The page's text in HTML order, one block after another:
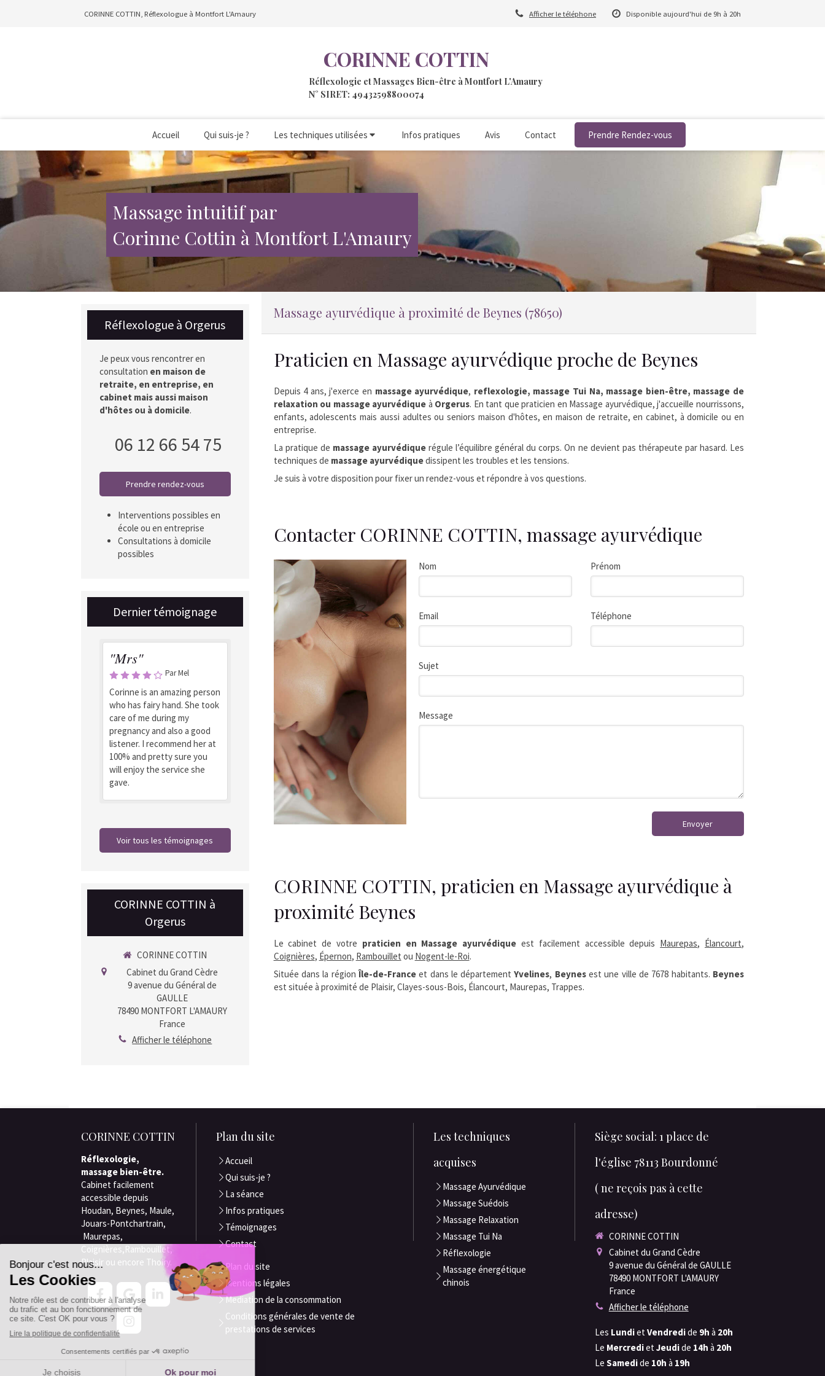
CORINNE COTTIN, Réflexologue à Montfort L'Amaury Disponible aujourd'hui de 9h à 20h
Afficher le téléphone
CORINNE COTTIN
Réflexologie et Massages Bien-être à Montfort L'Amaury
N° SIRET: 49432598800074
Accueil Qui suis-je ? Les techniques utilisées Infos pratiques Avis Contact Prendre Rendez-vous
Massage intuitif par
Corinne Cottin à Montfort L'Amaury
Massage ayurvédique à proximité de Beynes (78650)
Praticien en Massage ayurvédique proche de Beynes
Depuis 4 ans, j'exerce en massage ayurvédique, reflexologie, massage Tui Na, massage bien-être, massage de
relaxation ou massage ayurvédique à Orgerus. En tant que praticien en Massage ayurvédique, j'accueille nourrissons,
enfants, adolescents mais aussi adultes ou seniors maison d'hôtes, en maison de retraite, en cabinet, à domicile ou en
entreprise.
La pratique de massage ayurvédiquerégule l’équilibre général du corps. On ne devient pas thérapeute par hasard. Les
techniques de massage ayurvédiquedissipent les troubles et les tensions.
Je suis à votre disposition pour fixer un rendez-vous et répondre à vos questions.
Contacter CORINNE COTTIN, massage ayurvédique
Nom Prénom
Email Téléphone
Sujet
Message
Envoyer
CORINNE COTTIN, praticien en Massage ayurvédique à
proximité Beynes
Le cabinet de votre praticien en Massage ayurvédique est facilement accessible depuis Maurepas, Élancourt,
Coignières, Épernon, Rambouillet ou Nogent-le-Roi.
Située dans la régionÎle-de-Franceet dans le départementYvelines, Beynesest une ville de 7678 habitants. Beynes
est située à proximité de Plaisir, Clayes-sous-Bois, Élancourt, Maurepas, Trappes.
Réflexologue à Orgerus
Je peux vous rencontrer en
consultation en maison de
retraite, en entreprise, en
cabinet mais aussi maison
d'hôtes ou à domicile.
06 12 66 54 75
Prendre rendez-vous
Interventions possibles en
école ou en entreprise
Consultations à domicile
possibles
Dernier témoignage
"Mrs"
Par Mel
Corinne is an amazing person
who has fairy hand. She took
care of me during my
pregnancy and also a good
listener. I recommend her at
100% and pretty sure you
will enjoy the service she
gave.
Voir tous les témoignages
CORINNE COTTIN à
Orgerus
CORINNE COTTIN
Cabinet du Grand Cèdre
9 avenue du Général de
GAULLE
78490 MONTFORT L'AMAURY
France
Afficher le téléphone
CORINNE COTTIN
Réflexologie,
massage bien-être.
Cabinet facilement
accessible depuis
Houdan, Beynes, Maule,
Jouars-Pontchartrain,
Maurepas,
Coignières,Rambouillet,
Plaisir ou encore Thoiry.
Plan du site
Accueil
Qui suis-je ?
La séance
Infos pratiques
Témoignages
Contact
Plan du site
Mentions légales
Mediation de la consommation
Conditions générales de vente de
prestations de services
Les techniques
acquises
Massage Ayurvédique
Massage Suédois
Massage Relaxation
Massage Tui Na
Réflexologie
Massage énergétique
chinois
Siège social: 1 place de
l'église 78113 Bourdonné
( ne reçois pas à cette
adresse)
CORINNE COTTIN
Cabinet du Grand Cèdre
9 avenue du Général de GAULLE
78490 MONTFORT L'AMAURY
France
Afficher le téléphone
Les Lundiet Vendredide 9h à 20h
Le Mercrediet Jeudide 14h à 20h
Le Samedide 10h à 19h